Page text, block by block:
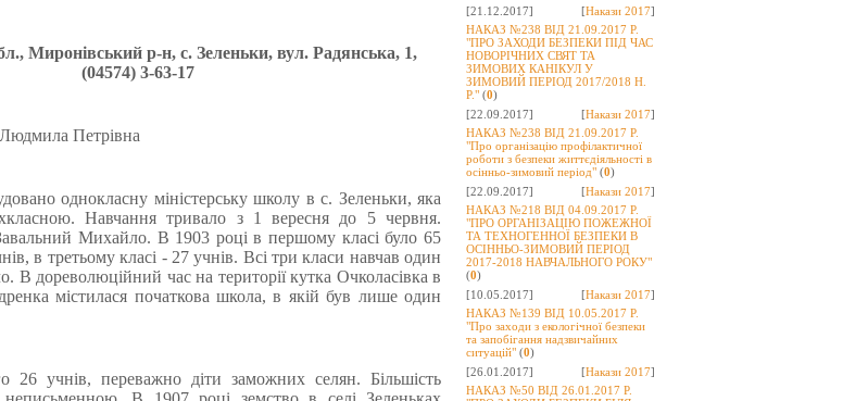
[21.12.2017] [Накази 2017]
НАКАЗ №238 ВІД 21.09.2017 Р.
"ПРО ЗАХОДИ БЕЗПЕКИ ПІД ЧАС
НОВОРІЧНИХ СВЯТ ТА
ЗИМОВИХ КАНІКУЛ У
ЗИМОВИЙ ПЕРІОД 2017/2018 Н.
Р." (0)
[22.09.2017]
[Накази 2017]
НАКАЗ №238 ВІД 21.09.2017 Р.
"Про організацію профілактичної
роботи з безпеки життєдіяльності в
осінньо-зимовий період" (0)
[22.09.2017]
[Накази 2017]
НАКАЗ №218 ВІД 04.09.2017 Р.
"ПРО ОРГАНІЗАЦІЮ ПОЖЕЖНОЇ
ТА ТЕХНОГЕННОЇ БЕЗПЕКИ В
ОСІННЬО-ЗИМОВИЙ ПЕРІОД
2017-2018 НАВЧАЛЬНОГО РОКУ"
(0)
[10.05.2017]
[Накази 2017]
НАКАЗ №139 ВІД 10.05.2017 Р.
"Про заходи з екологічної безпеки
та запобігання надзвичайних
ситуацій" (0)
[26.01.2017]
[Накази 2017]
НАКАЗ №50 ВІД 26.01.2017 Р.
Миронівський р-н, с. Зеленьки, вул. Радянська, 1,
(04574) 3-63-17
Петрівна
однокласну міністерську школу в с. Зеленьки, яка
Навчання тривало з 1 вересня до 5 червня.
Михайло. В 1903 році в першому класі було 65
в третьому класі - 27 учнів. Всі три класи навчав один
В дореволюційний час на території кутка Очколасівка в
містилася початкова школа, в якій був лише один
26 учнів, переважно діти заможних селян. Більшість